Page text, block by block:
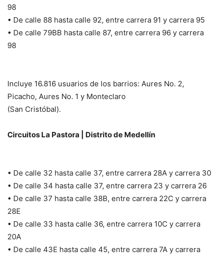
98
• De calle 88 hasta calle 92, entre carrera 91 y carrera 95
• De calle 79BB hasta calle 87, entre carrera 96 y carrera
98
Incluye 16.816 usuarios de los barrios: Aures No. 2,
Picacho, Aures No. 1 y Monteclaro
(San Cristóbal).
Circuitos La Pastora | Distrito de Medellín
• De calle 32 hasta calle 37, entre carrera 28A y carrera 30
• De calle 34 hasta calle 37, entre carrera 23 y carrera 26
• De calle 37 hasta calle 38B, entre carrera 22C y carrera
28E
• De calle 33 hasta calle 36, entre carrera 10C y carrera
20A
• De calle 43E hasta calle 45, entre carrera 7A y carrera